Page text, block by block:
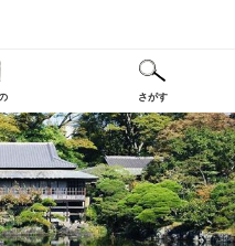
さがす